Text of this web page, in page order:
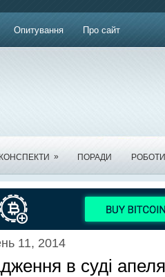
Опитування Про сайт
КОНСПЕКТИ » ПОРАДИ РОБОТИ
11, 2014
в суді